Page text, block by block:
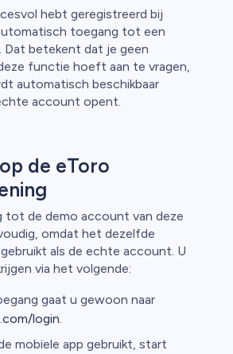
hebt geregistreerd bij
toegang tot een
Dat betekent dat je geen
functie hoeft aan te vragen,
automatisch beschikbaar
account opent.
de eToro
tot de demo account van deze
omdat het dezelfde
als de echte account. U
via het volgende:
gaat u gewoon naar
login.
mobiele app gebruikt, start